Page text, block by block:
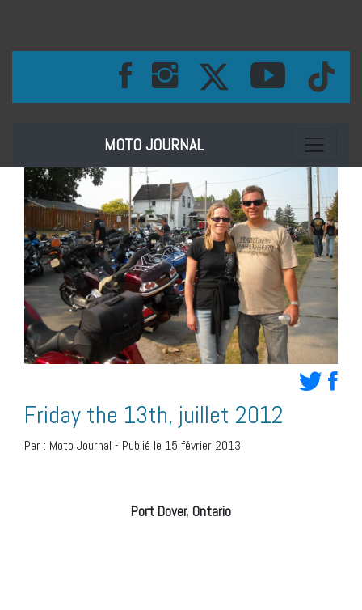
MOTO JOURNAL Toggle
Friday the 13th, juillet 2012
Par : Moto Journal - Publié le 15 février 2013
Port Dover, Ontario